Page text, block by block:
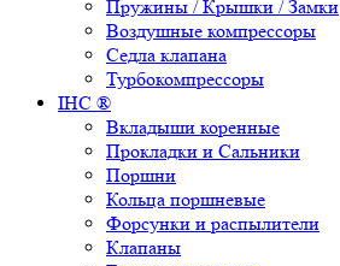
Пружины / Крышки / Замки
Воздушные компрессоры
Седла клапана
Турбокомпрессоры
IHC ®
Вкладыши коренные
Прокладки и Сальники
Поршни
Кольца поршневые
Форсунки и распылители
Клапаны